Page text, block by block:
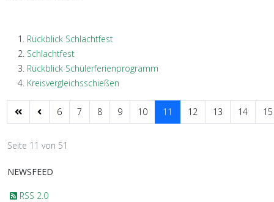
Rückblick Schlachtfest
Schlachtfest
Rückblick Schülerferienprogramm
Kreisvergleichsschießen
6 7 8 9 10 11 12 13 14 15
Seite 11 von 51
NEWSFEED
RSS 2.0